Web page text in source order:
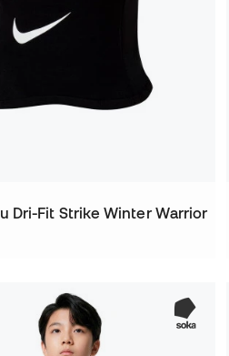
Dri-Fit Strike Winter Warrior